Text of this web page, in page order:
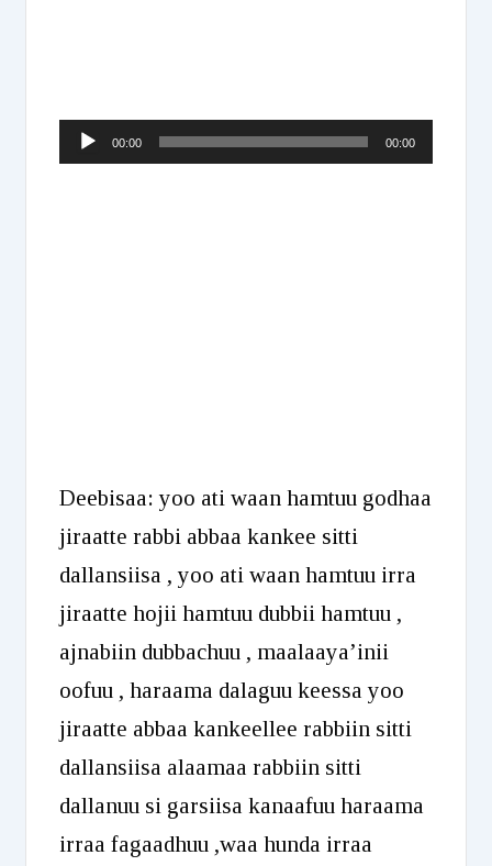
Audio00:00 00:00
Deebisaa: yoo ati waan hamtuu godhaa
jiraatte rabbi abbaa kankee sitti
dallansiisa , yoo ati waan hamtuu irra
jiraatte hojii hamtuu dubbii hamtuu ,
ajnabiin dubbachuu , maalaaya’inii
oofuu , haraama dalaguu keessa yoo
jiraatte abbaa kankeellee rabbiin sitti
dallansiisa alaamaa rabbiin sitti
dallanuu si garsiisa kanaafuu haraama
irraa fagaadhuu ,waa hunda irraa